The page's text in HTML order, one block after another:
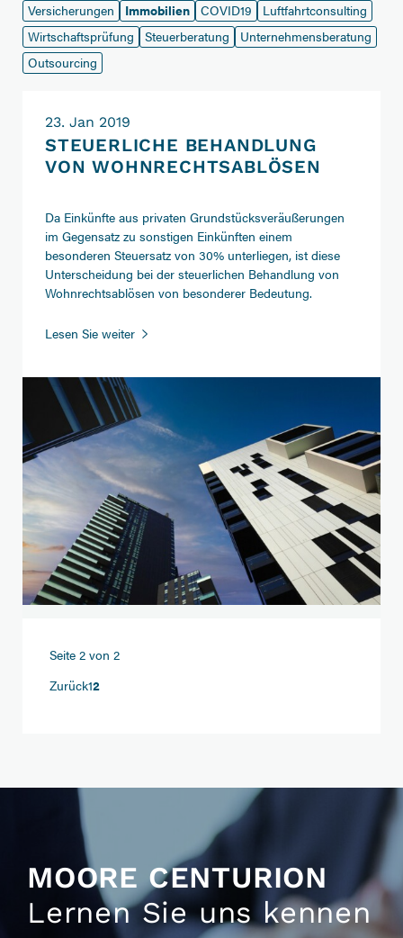
Versicherungen
Immobilien COVID19
Luftfahrtconsulting
Wirtschaftsprüfung
Steuerberatung
Unternehmensberatung
Outsourcing
23. Jan 2019
STEUERLICHE BEHANDLUNG
VON WOHNRECHTSABLÖSEN
Da Einkünfte aus privaten Grundstücksveräußerungen
im Gegensatz zu sonstigen Einkünften einem
besonderen Steuersatz von 30% unterliegen, ist diese
Unterscheidung bei der steuerlichen Behandlung von
Wohnrechtsablösen von besonderer Bedeutung.
Lesen Sie weiterSteuerliche
Seite 2 von 2
Zurück12
MOORE CENTURION
Lernen Sie uns kennen